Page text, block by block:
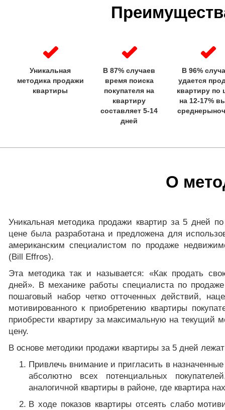
Уникальная
методика продажи
квартиры
В 87% случаев
время поиска
покупателя на
квартиру
составляет 5-14
дней
В 96%
удается
квартиру по
на 12-17%
О
Уникальная методика продажи квартир за 5 дней
цене была разработана и предложена для
американским специалистом по продаже
(Bill Effros).
Эта методика так и называется: «Как продать
дней». В механике работы специалиста по
пошаговый набор четко отточенных действий,
мотивированного к приобретению квартиры
приобрести квартиру за максимальную на текущий
цену.
В основе методики продажи квартиры за 5 дней
Привлечь внимание и пригласить в
абсолютно всех потенциальных
аналогичной квартиры в районе, где квартира
В ходе показов квартиры отсеять слабо